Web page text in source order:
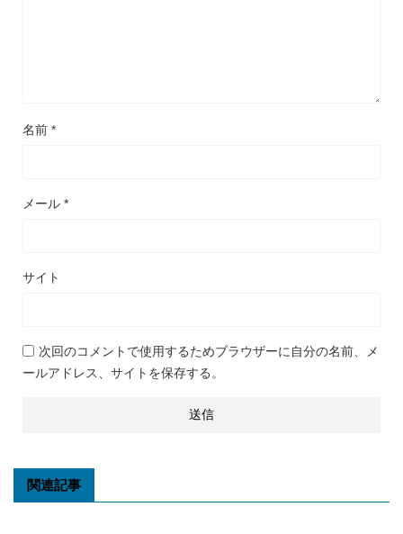
名前 *
メール *
サイト
次回のコメントで使用するためブラウザーに自分の名前、メ
ールアドレス、サイトを保存する。
関連記事